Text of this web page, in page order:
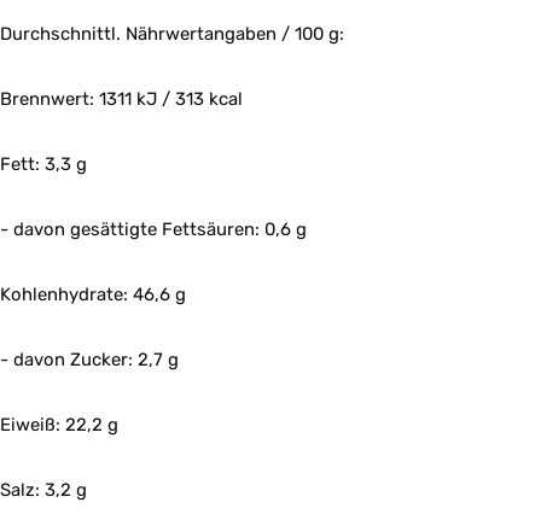
Durchschnittl. Nährwertangaben / 100 g:
Brennwert: 1311 kJ / 313 kcal
Fett: 3,3 g
- davon gesättigte Fettsäuren: 0,6 g
Kohlenhydrate: 46,6 g
- davon Zucker: 2,7 g
Eiweiß: 22,2 g
Salz: 3,2 g